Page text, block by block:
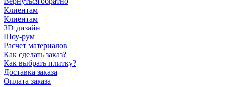
Клиентам
Клиентам
3D-дизайн
Шоу-рум
Расчет материалов
Как сделать заказ?
Как выбрать плитку?
Доставка заказа
Оплата заказа